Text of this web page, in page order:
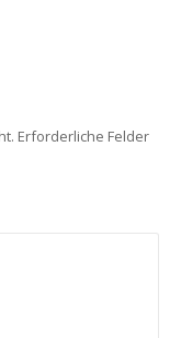
Erforderliche Felder